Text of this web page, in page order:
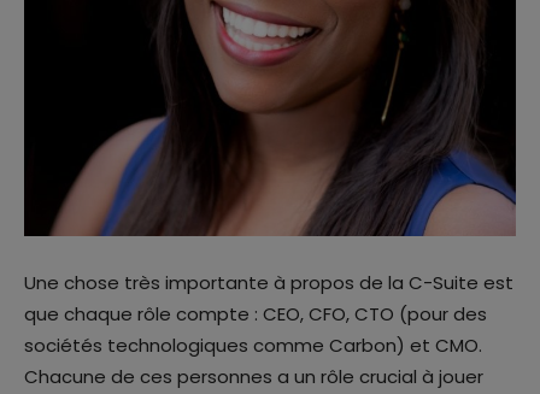
Une chose très importante à propos de la C-Suite est
que chaque rôle compte : CEO, CFO, CTO (pour des
sociétés technologiques comme Carbon) et CMO.
Chacune de ces personnes a un rôle crucial à jouer